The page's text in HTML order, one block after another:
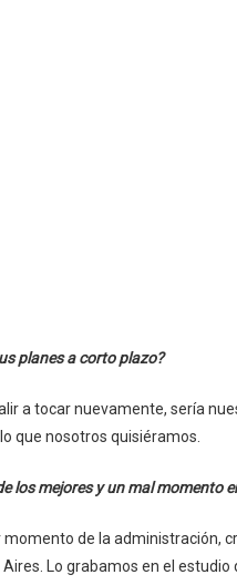
planes a corto plazo?
a tocar nuevamente, sería
que nosotros quisiéramos.
los mejores y un mal momento
momento de la administración,
Lo grabamos en el estudio